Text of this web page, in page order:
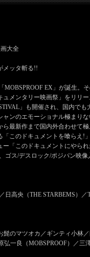
大全
メッタ斬る!!
MOBSPROOF EX」が誕生。
メンタリー映画祭」をリリ
」も開催され、国内でも
ンのエモーショナル極まり
ら最新作まで国内外合わせて
このドキュメントを喰らえ!
「このドキュメントにやら
ス/デスロック/ポジパン映像
高央（THE STARBEMS）
のマツオカ／ギンティ小林
一良（MOBSPROOF）／三